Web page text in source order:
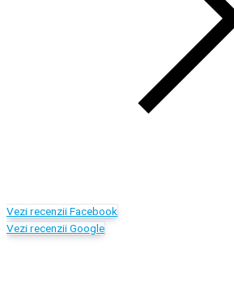
Vezi recenzii Facebook
Vezi recenzii Google